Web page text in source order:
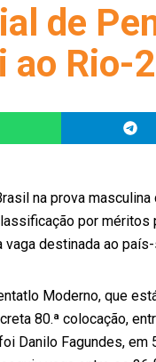
de
ao Rio-
na prova
por méritos
vaga destinada ao
Moderno, que
80.ª colocação,
Danilo Fagundes, em